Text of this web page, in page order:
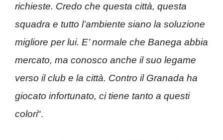
richieste. Credo che questa città, questa
squadra e tutto l’ambiente siano la soluzione
migliore per lui. E’ normale che Banega abbia
mercato, ma conosco anche il suo legame
verso il club e la città. Contro il Granada ha
giocato infortunato, ci tiene tanto a questi
colori“.